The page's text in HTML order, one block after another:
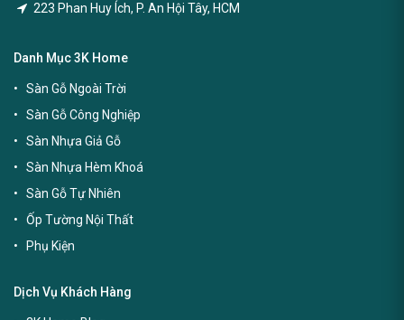
223 Phan Huy Ích, P. An Hội Tây, HCM
Danh Mục 3K Home
Sàn Gỗ Ngoài Trời
Sàn Gỗ Công Nghiệp
Sàn Nhựa Giả Gỗ
Sàn Nhựa Hèm Khoá
Sàn Gỗ Tự Nhiên
Ốp Tường Nội Thất
Phụ Kiện
Dịch Vụ Khách Hàng